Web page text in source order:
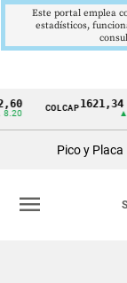
Cintillo
Colombia
COLCAP1621,34 pts
Pico y Placa
menu
Este portal emplea
estadísticos,